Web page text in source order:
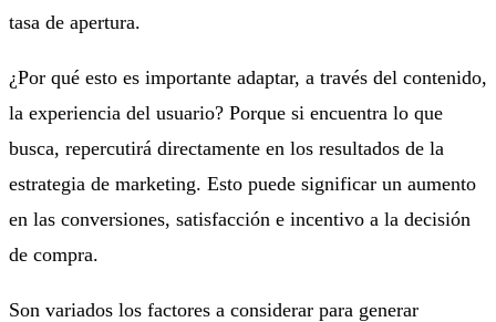
tasa de apertura.
¿Por qué esto es importante adaptar, a través del contenido,
la experiencia del usuario? Porque si encuentra lo que
busca, repercutirá directamente en los resultados de la
estrategia de marketing. Esto puede significar un aumento
en las conversiones, satisfacción e incentivo a la decisión
de compra.
Son variados los factores a considerar para generar